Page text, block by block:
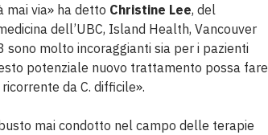
mai via» ha detto Christine Lee, del
dell’UBC, Island Health, Vancouver
sono molto incoraggianti sia per i pazienti
potenziale nuovo trattamento possa fare
da C. difficile».
mai condotto nel campo delle terapie